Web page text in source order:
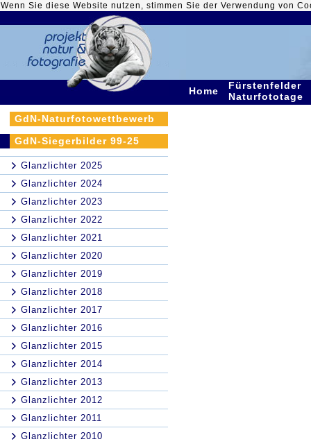
Wenn Sie diese Website nutzen, stimmen Sie der Verwendung von
Home
Fürstenfelder
Naturfototage
GdN-Naturfotowettbewerb
GdN-Siegerbilder 99-25
Glanzlichter 2025
Glanzlichter 2024
Glanzlichter 2023
Glanzlichter 2022
Glanzlichter 2021
Glanzlichter 2020
Glanzlichter 2019
Glanzlichter 2018
Glanzlichter 2017
Glanzlichter 2016
Glanzlichter 2015
Glanzlichter 2014
Glanzlichter 2013
Glanzlichter 2012
Glanzlichter 2011
Glanzlichter 2010